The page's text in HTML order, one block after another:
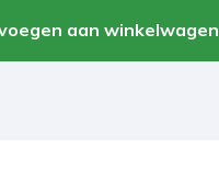
aan winkelwagen